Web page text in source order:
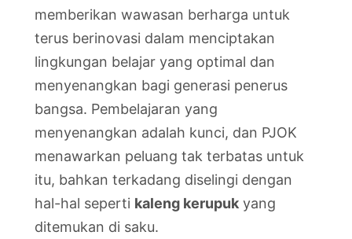
memberikan wawasan berharga untuk
terus berinovasi dalam menciptakan
lingkungan belajar yang optimal dan
menyenangkan bagi generasi penerus
bangsa. Pembelajaran yang
menyenangkan adalah kunci, dan PJOK
menawarkan peluang tak terbatas untuk
itu, bahkan terkadang diselingi dengan
hal-hal seperti kaleng kerupuk yang
ditemukan di saku.